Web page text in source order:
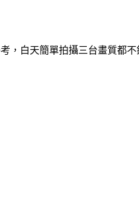
，白天簡單拍攝三台畫質都